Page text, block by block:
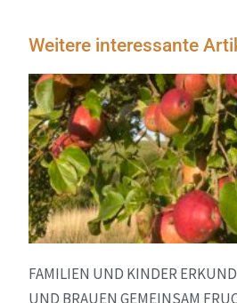
Weitere interessante
FAMILIEN UND KINDER
UND BRAUEN GEMEINSAM